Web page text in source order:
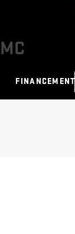
FINANCEMENT